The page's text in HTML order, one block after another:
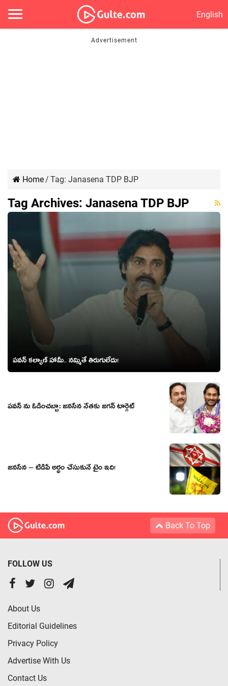
English
Home/ Tag: Janasena TDP BJP
Tag Archives: Janasena TDP BJP
ప‌వ‌న్ కల్యాణ్ హామీ.. న‌మ్మితే తిరుగులేదు!
ప‌వ‌న్ ను ఓడించ‌బ్బా: జ‌న‌సేన నేత‌కు జ‌గ‌న్ టార్గెట్‌
జ‌న‌సేన – టీడీపీ అర్థం చేసుకునే టైం ఇది!
Back To Top
FOLLOW US
About Us
Editorial Guidelines
Privacy Policy
Advertise With Us
Contact Us